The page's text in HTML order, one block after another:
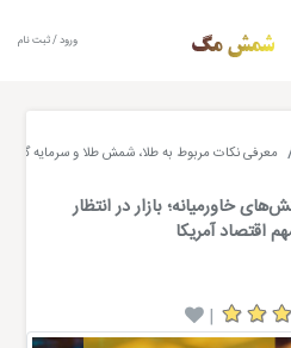
ورود / ثبت نام
معرفی نکات مربوط به طلا، شمش طلا و سرمایه
خاورمیانه؛ بازار در انتظار
اقتصاد آمریکا
|